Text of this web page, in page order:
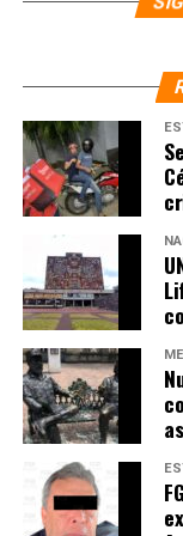
como una
«Hasta el
de fuego de
de
telefónicos,
balísticos, 13
Lara López.
Te puede
camioneta
atentado
CONTRATADOS 3
FISCALÍA GENERAL